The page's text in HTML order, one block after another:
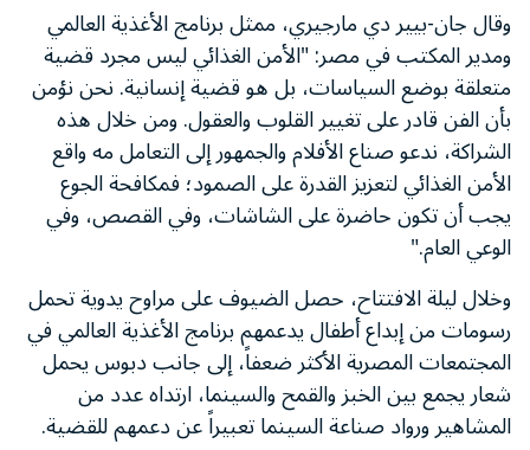
وقال جان-بيير دي مارجيري، ممثل برنامج الأغذية العالمي
ومدير المكتب في مصر: "الأمن الغذائي ليس مجرد قضية
متعلقة بوضع السياسات، بل هو قضية إنسانية. نحن نؤمن
بأن الفن قادر على تغيير القلوب والعقول. ومن خلال هذه
الشراكة، ندعو صناع الأفلام والجمهور إلى التعامل مه واقع
الأمن الغذائي لتعزيز القدرة على الصمود؛ فمكافحة الجوع
يجب أن تكون حاضرة على الشاشات، وفي القصص، وفي
الوعي العام."
وخلال ليلة الافتتاح، حصل الضيوف على مراوح يدوية تحمل
رسومات من إبداع أطفال يدعمهم برنامج الأغذية العالمي في
المجتمعات المصرية الأكثر ضعفاً، إلى جانب دبوس يحمل
شعار يجمع بين الخبز والقمح والسينما، ارتداه عدد من
المشاهير ورواد صناعة السينما تعبيراً عن دعمهم للقضية.